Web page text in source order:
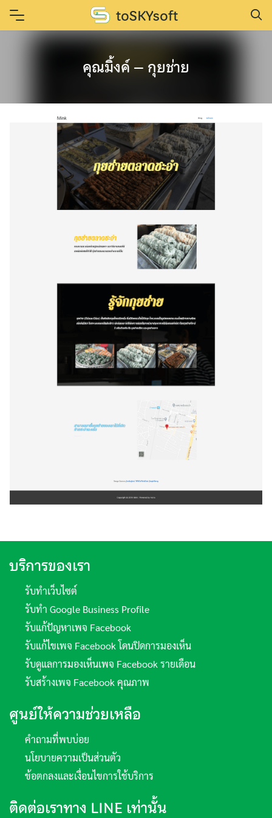
Skip
toSKYsoft
คุณมิ้งค์ – กุยช่าย
บริการของเรา
รับทำเว็บไซต์
รับทำ Google Business Profile
รับแก้ปัญหาเพจ Facebook
รับแก้ไขเพจ Facebook โดนปิดการมองเห็น
รับดูแลการมองเห็นเพจ Facebook รายเดือน
รับสร้างเพจ Facebook คุณภาพ
ศูนย์ให้ความช่วยเหลือ
คำถามที่พบบ่อย
นโยบายความเป็นส่วนตัว
ข้อตกลงและเงื่อนไขการใช้บริการ
ติดต่อเราทาง LINE เท่านั้น